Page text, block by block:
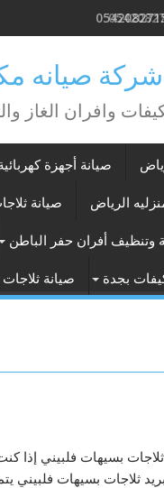
وافران الغاز
صيانة أجهزة
الرياض صيانة
وتنظيف أفران حفر الباطن
بجدة صيانة
بسيهات فلبيني إذا
ثلاجات بسيهات فلبيني